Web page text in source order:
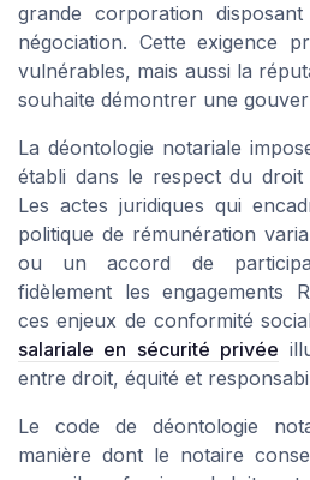
grande corporation
négociation. Cette exigence
vulnérables, mais aussi la
souhaite démontrer une
La déontologie notariale
établi dans le respect du
Les actes juridiques qui
politique de rémunération
ou un accord de
fidèlement les engagements
ces enjeux de conformité
salariale en sécurité privée
entre droit, équité et
Le code de déontologie
manière dont le notaire